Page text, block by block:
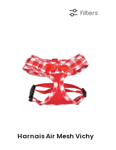
Filters
Harnais Air Mesh Vichy